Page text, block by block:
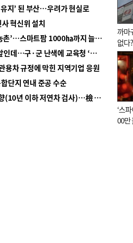
지’ 된 부산…우려가 현실로
혁신위 설치
■ 경남 농정 비전 ‘잘 사는 농촌’…스마트팜 1000㏊까지 늘린다
■ 교육혁신선도지 공모 코앞인데…구·군 난색에 교육청 ‘쩔쩔’
차 규정에 막힌 지역기업 응원
단지 연내 준공 수순
■ 검사 신분 버리고 직급하향(10년 이하 저연차 검사)…檢 중수청행 기피
까마
없다?
‘스
00